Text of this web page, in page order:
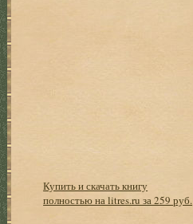
Купить и скачать книгу
полностью на litres.ru за 259 руб.